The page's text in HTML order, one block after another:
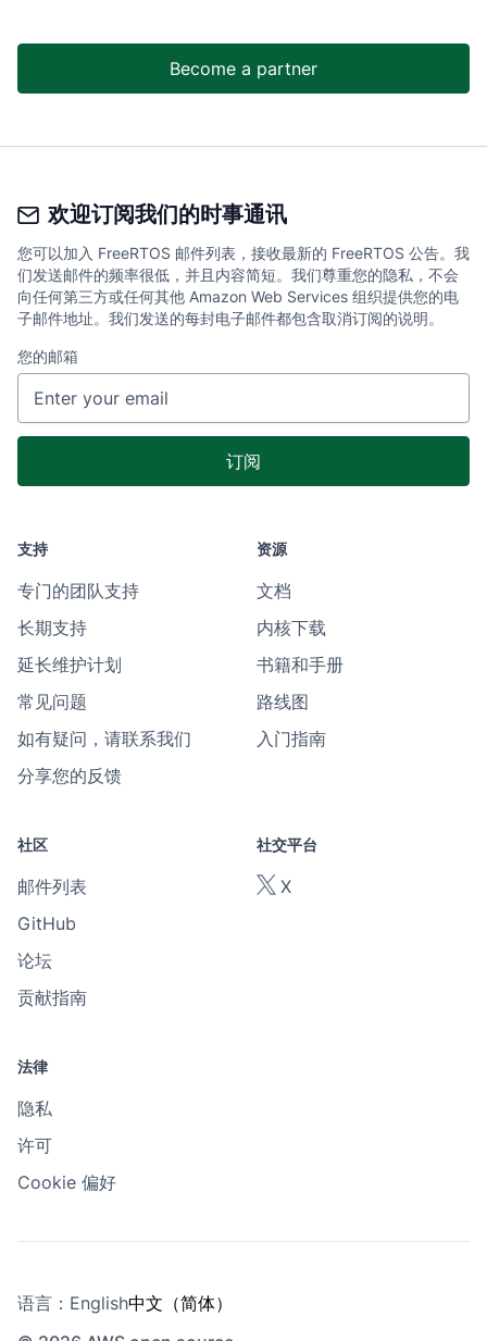
Become a partner
欢迎订阅我们的时事通讯
您可以加入 FreeRTOS 邮件列表，接收最新的 FreeRTOS 公告。我
们发送邮件的频率很低，并且内容简短。我们尊重您的隐私，不会
向任何第三方或任何其他 Amazon Web Services 组织提供您的电
子邮件地址。我们发送的每封电子邮件都包含取消订阅的说明。
您的邮箱
支持
专门的团队支持
长期支持
延长维护计划
常见问题
如有疑问，请联系我们
分享您的反馈
资源
文档
内核下载
书籍和手册
路线图
入门指南
社区
邮件列表
GitHub
论坛
贡献指南
社交平台
X
法律
隐私
许可
Cookie 偏好
语言： English中文（简体）